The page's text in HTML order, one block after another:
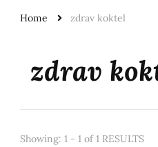
Home zdrav koktel
zdrav
Showing: 1 - 1 of 1 RESULTS